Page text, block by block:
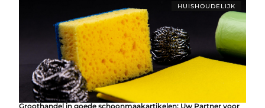
HUISHOUDELIJK
Groothandel in goede schoonmaakartikelen: Uw Partner voor